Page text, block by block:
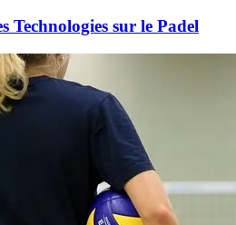
Technologies sur le Padel